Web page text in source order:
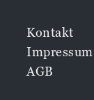
Kontakt
Impressum
AGB